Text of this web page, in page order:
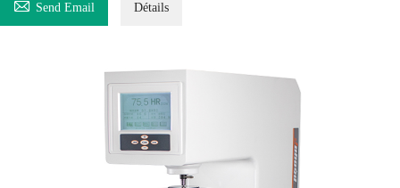
 Send Email Détails